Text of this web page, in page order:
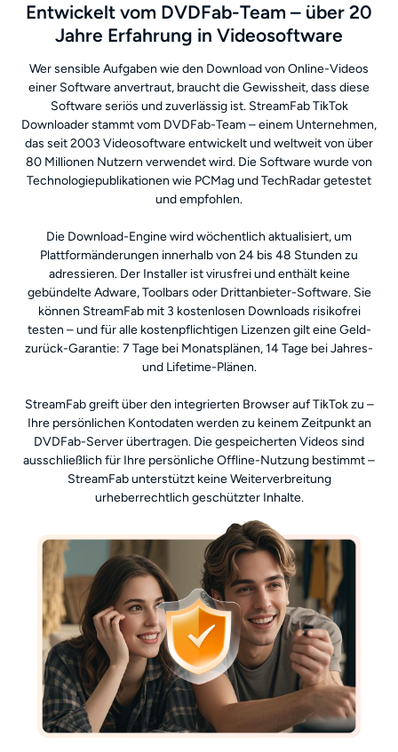
Entwickelt vom DVDFab-Team – über 20
Jahre Erfahrung in Videosoftware
Wer sensible Aufgaben wie den Download von Online-Videos
einer Software anvertraut, braucht die Gewissheit, dass diese
Software seriös und zuverlässig ist. StreamFab TikTok
Downloader stammt vom DVDFab-Team – einem Unternehmen,
das seit 2003 Videosoftware entwickelt und weltweit von über
80 Millionen Nutzern verwendet wird. Die Software wurde von
Technologiepublikationen wie PCMag und TechRadar getestet
und empfohlen.
Die Download-Engine wird wöchentlich aktualisiert, um
Plattformänderungen innerhalb von 24 bis 48 Stunden zu
adressieren. Der Installer ist virusfrei und enthält keine
gebündelte Adware, Toolbars oder Drittanbieter-Software. Sie
können StreamFab mit 3 kostenlosen Downloads risikofrei
testen – und für alle kostenpflichtigen Lizenzen gilt eine Geld-
zurück-Garantie: 7 Tage bei Monatsplänen, 14 Tage bei Jahres-
und Lifetime-Plänen.
StreamFab greift über den integrierten Browser auf TikTok zu –
Ihre persönlichen Kontodaten werden zu keinem Zeitpunkt an
DVDFab-Server übertragen. Die gespeicherten Videos sind
ausschließlich für Ihre persönliche Offline-Nutzung bestimmt –
StreamFab unterstützt keine Weiterverbreitung
urheberrechtlich geschützter Inhalte.